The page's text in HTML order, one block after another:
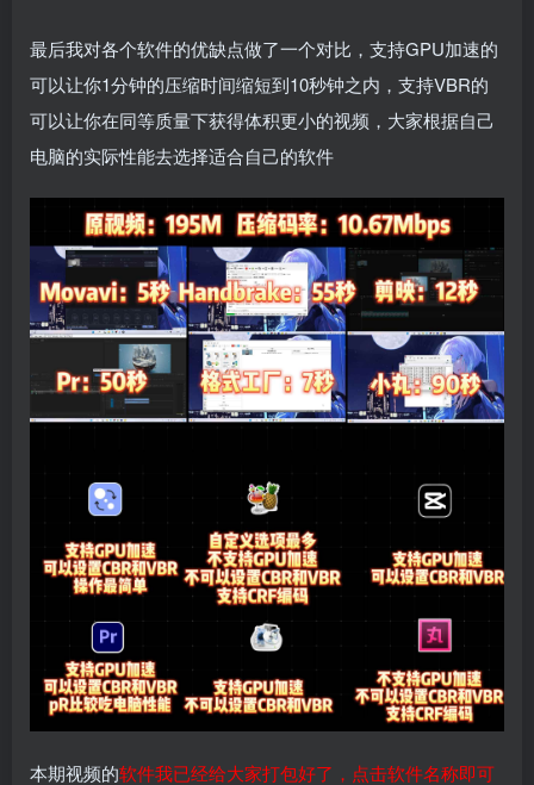
最后我对各个软件的优缺点做了一个对比，支持GPU加速的
可以让你1分钟的压缩时间缩短到10秒钟之内，支持VBR的
可以让你在同等质量下获得体积更小的视频，大家根据自己
电脑的实际性能去选择适合自己的软件
本期视频的软件我已经给大家打包好了，点击软件名称即可